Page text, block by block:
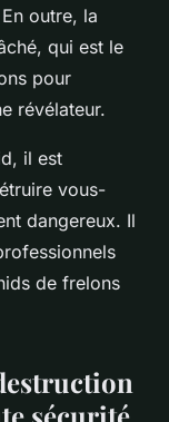
outre, la
qui est le
pour
révélateur.
il est
vous-
dangereux. Il
de frelons
sécurité